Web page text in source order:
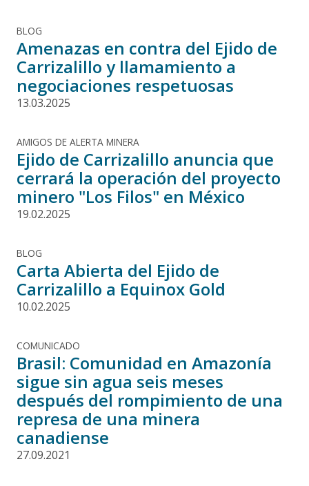
BLOG
Amenazas en contra del Ejido de
Carrizalillo y llamamiento a
negociaciones respetuosas
13.03.2025
AMIGOS DE ALERTA MINERA
Ejido de Carrizalillo anuncia que
cerrará la operación del proyecto
minero "Los Filos" en México
19.02.2025
BLOG
Carta Abierta del Ejido de
Carrizalillo a Equinox Gold
10.02.2025
COMUNICADO
Brasil: Comunidad en Amazonía
sigue sin agua seis meses
después del rompimiento de una
represa de una minera
canadiense
27.09.2021